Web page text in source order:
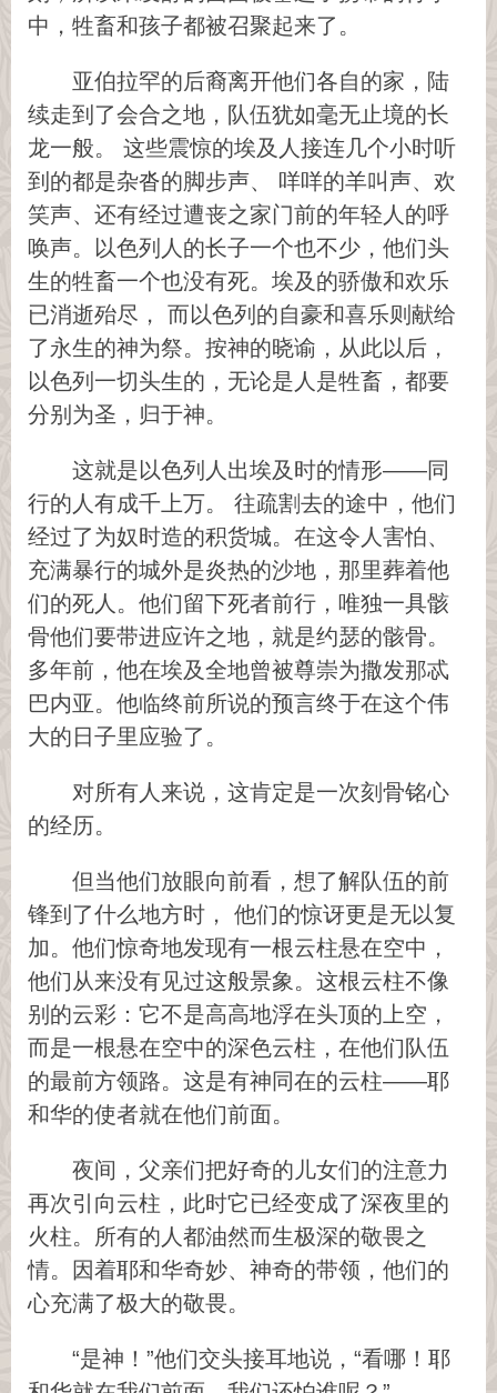
中，牲畜和孩子都被召聚起来了。
亚伯拉罕的后裔离开他们各自的家，陆
续走到了会合之地，队伍犹如毫无止境的长
龙一般。 这些震惊的埃及人接连几个小时听
到的都是杂沓的脚步声、 咩咩的羊叫声、欢
笑声、还有经过遭丧之家门前的年轻人的呼
唤声。以色列人的长子一个也不少，他们头
生的牲畜一个也没有死。埃及的骄傲和欢乐
已消逝殆尽， 而以色列的自豪和喜乐则献给
了永生的神为祭。按神的晓谕，从此以后，
以色列一切头生的，无论是人是牲畜，都要
分别为圣，归于神。
这就是以色列人出埃及时的情形——同
行的人有成千上万。 往疏割去的途中，他们
经过了为奴时造的积货城。在这令人害怕、
充满暴行的城外是炎热的沙地，那里葬着他
们的死人。他们留下死者前行，唯独一具骸
骨他们要带进应许之地，就是约瑟的骸骨。
多年前，他在埃及全地曾被尊崇为撒发那忒
巴内亚。他临终前所说的预言终于在这个伟
大的日子里应验了。
对所有人来说，这肯定是一次刻骨铭心
的经历。
但当他们放眼向前看，想了解队伍的前
锋到了什么地方时， 他们的惊讶更是无以复
加。他们惊奇地发现有一根云柱悬在空中，
他们从来没有见过这般景象。这根云柱不像
别的云彩：它不是高高地浮在头顶的上空，
而是一根悬在空中的深色云柱，在他们队伍
的最前方领路。这是有神同在的云柱——耶
和华的使者就在他们前面。
夜间，父亲们把好奇的儿女们的注意力
再次引向云柱，此时它已经变成了深夜里的
火柱。所有的人都油然而生极深的敬畏之
情。因着耶和华奇妙、神奇的带领，他们的
心充满了极大的敬畏。
“是神！”他们交头接耳地说，“看哪！耶